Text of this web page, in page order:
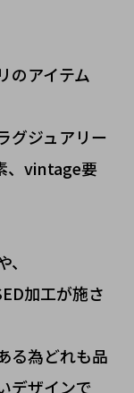
のアイテム
グジュアリー
、vintage要
加工が施さ
る為どれも品
デザインで